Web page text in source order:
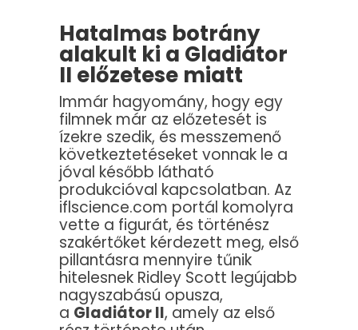
Hatalmas botrány
alakult ki a Gladiátor
II előzetese miatt
Immár hagyomány, hogy egy
filmnek már az előzetesét is
ízekre szedik, és messzemenő
következtetéseket vonnak le a
jóval később látható
produkcióval kapcsolatban. Az
iflscience.com portál komolyra
vette a figurát, és történész
szakértőket kérdezett meg, első
pillantásra mennyire tűnik
hitelesnek Ridley Scott legújabb
nagyszabású opusza,
a Gladiátor II, amely az első